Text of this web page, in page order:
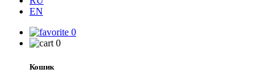
EN
0
0
Кошик